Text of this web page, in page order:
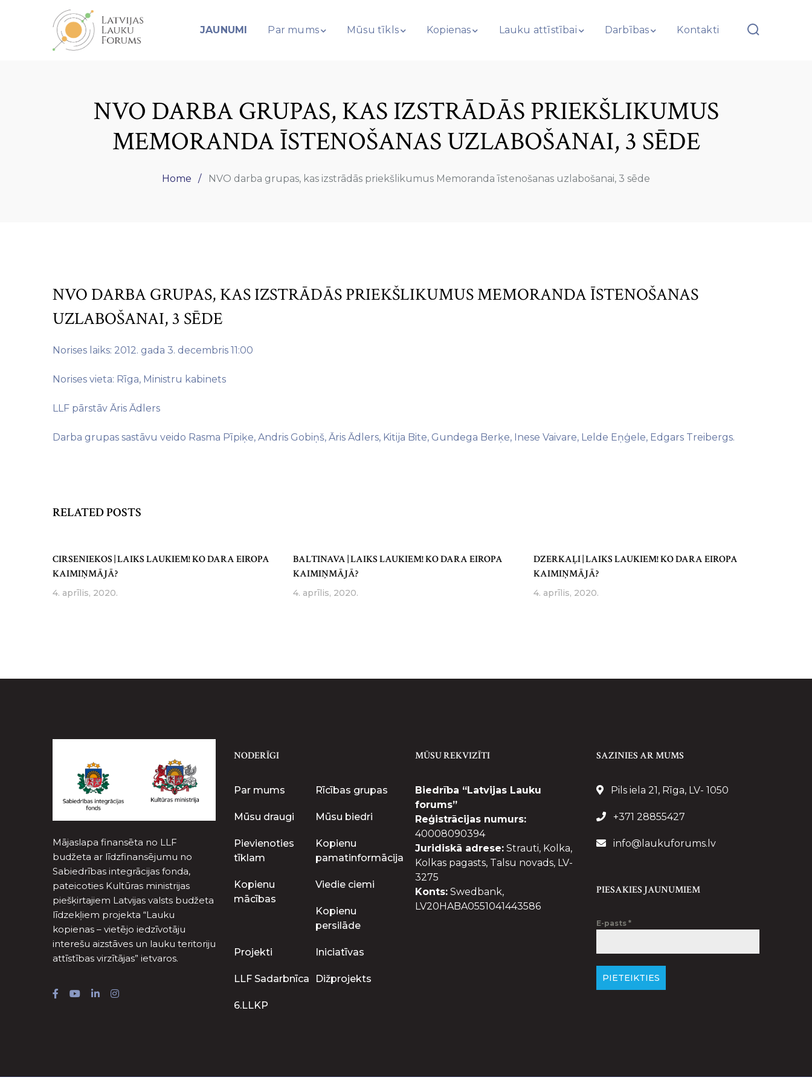
JAUNUMI Par mums Mūsu tīkls Kopienas Lauku attīstībai Darbības Kontakti
NVO DARBA GRUPAS, KAS IZSTRĀDĀS PRIEKŠLIKUMUS
MEMORANDA ĪSTENOŠANAS UZLABOŠANAI, 3 SĒDE
Home NVO darba grupas, kas izstrādās priekšlikumus Memoranda īstenošanas uzlabošanai, 3 sēde
NVO DARBA GRUPAS, KAS IZSTRĀDĀS PRIEKŠLIKUMUS MEMORANDA ĪSTENOŠANAS
UZLABOŠANAI, 3 SĒDE
Norises laiks: 2012. gada 3. decembris 11:00
Norises vieta: Rīga, Ministru kabinets
LLF pārstāv Āris Ādlers
Darba grupas sastāvu veido Rasma Pīpiķe, Andris Gobiņš, Āris Ādlers, Kitija Bite, Gundega Berķe, Inese Vaivare, Lelde Eņģele, Edgars Treibergs.
RELATED POSTS
CIRSENIEKOS | LAIKS LAUKIEM! KO DARA EIROPA
KAIMIŅMĀJĀ?
4. aprīlis, 2020.
BALTINAVA | LAIKS LAUKIEM! KO DARA EIROPA
KAIMIŅMĀJĀ?
4. aprīlis, 2020.
DZERKAĻI | LAIKS LAUKIEM! KO DARA EIROPA
KAIMIŅMĀJĀ?
4. aprīlis, 2020.
Mājaslapa finansēta no LLF
budžeta ar līdzfinansējumu no
Sabiedrības integrācijas fonda,
pateicoties Kultūras ministrijas
piešķirtajiem Latvijas valsts budžeta
līdzekļiem projekta “Lauku
kopienas – vietējo iedzīvotāju
interešu aizstāves un lauku teritoriju
attīstības virzītājas” ietvaros.
NODERĪGI
Par mums Rīcības grupas
Mūsu draugi Mūsu biedri
Pievienoties
tīklam
Kopienu
pamatinformācija
Kopienu
mācības
Viedie ciemi
Kopienu
persilāde
Projekti Iniciatīvas
LLF Sadarbnīca Dižprojekts
6.LLKP
MŪSU REKVIZĪTI
Biedrība “Latvijas Lauku
forums”
Reģistrācijas numurs:
40008090394
Juridiskā adrese: Strauti, Kolka,
Kolkas pagasts, Talsu novads, LV-
3275
Konts: Swedbank,
LV20HABA0551041443586
SAZINIES AR MUMS
Pils iela 21, Rīga, LV- 1050
+371 28855427
info@laukuforums.lv
PIESAKIES JAUNUMIEM
E-pasts *
PIETEIKTIES